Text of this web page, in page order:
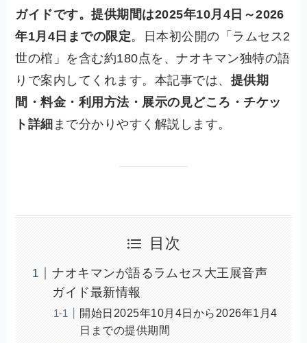
ガイドです。提供期間は2025年10月4日～2026
年1月4日までの限定。日本初公開の「ラムセス2
世の棺」を含む約180点を、ナオキマン独特の語
りで案内してくれます。本記事では、 提供期
間・料金・利用方法・展示の見どころ・チケッ
ト詳細 まで分かりやすく解説します。
目次
ナオキマンが語るラムセス大王展音声
ガイド最新情報
開始日2025年10月4日から2026年1月4
日までの提供期間